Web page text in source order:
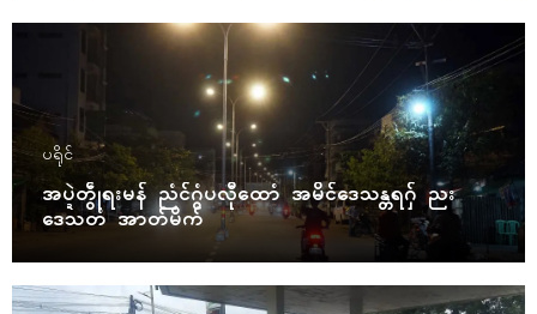
ပရိုၚ်
အပ္ဍဲတွဵုရးမန် ညံၚ်ဂွံပလီုထောံ အမိၚ်ဒေသန္တရဂှ် ညး
ဒေသတံ အာတ်မိက်